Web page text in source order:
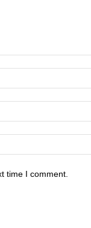
time I comment.